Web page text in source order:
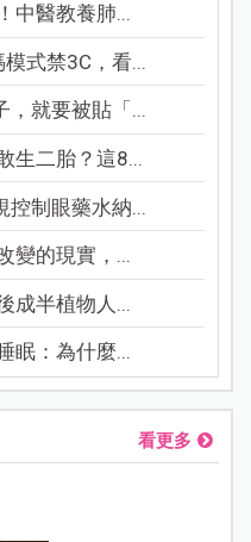
中醫教養肺...
式禁3C，看...
，就要被貼「...
生二胎？這8...
控制眼藥水納...
變的現實，...
成半植物人...
眠：為什麼...
看更多